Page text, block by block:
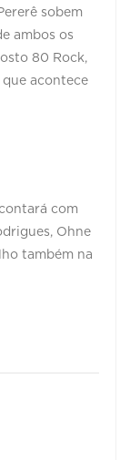
sobem
ambos os
80 Rock,
acontece
com
Ohne
também na